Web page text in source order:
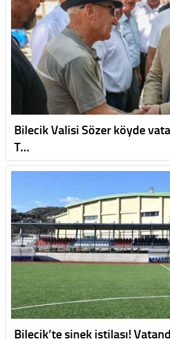
Bilecik Valisi Sözer köyde
T…
Bilecik’te sinek istilası!